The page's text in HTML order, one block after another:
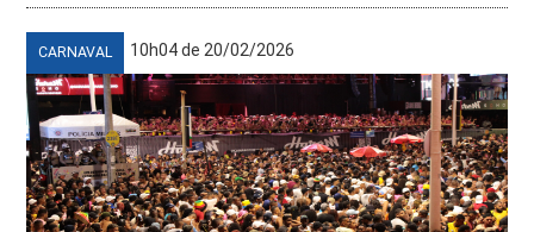
CARNAVAL 10h04 de 20/02/2026